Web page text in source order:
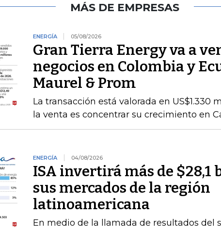
MÁS DE EMPRESAS
ENERGÍA 05/08/2026
Gran Tierra Energy va a
negocios en Colombia y
Maurel & Prom
La transacción está valorada en US$1.330
la venta es concentrar su crecimiento en
ENERGÍA 04/08/2026
ISA invertirá más de $28,1
sus mercados de la región
latinoamericana
En medio de la llamada de resultados del